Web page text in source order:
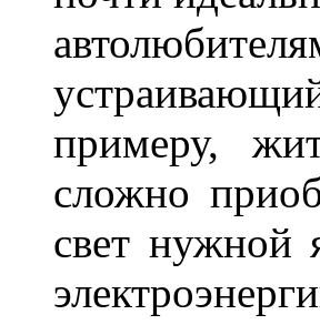
примеру,
сложно
свет нужной